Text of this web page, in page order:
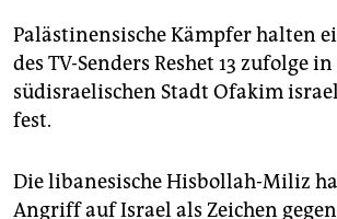
Palästinensische Kämpfer halten
des TV-Senders Reshet 13 zufolge
südisraelischen Stadt Ofakim
fest.
Die libanesische Hisbollah-Miliz
Angriff auf Israel als Zeichen